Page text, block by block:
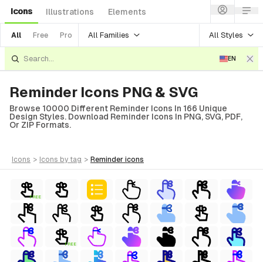
Icons Illustrations Elements
All Free Pro All Families All Styles
EN
Reminder Icons PNG & SVG
Browse 10000 Different Reminder Icons In 166 Unique
Design Styles. Download Reminder Icons In PNG, SVG, PDF,
Or ZIP Formats.
icons > icons by tag > reminder icons
FREE
FREE